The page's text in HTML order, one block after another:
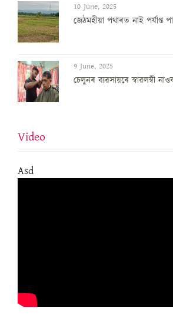
10 June, 2025
জেঠমহীয়া পথাৰত নাই পৰ্যাপ্ত
9 June, 2025
চেলুনৰ ব্যৱসায়ৰে স্বাৱলম্বী
Video
Asd